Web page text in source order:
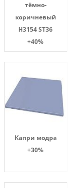
тёмно-
коричневый
H3154 ST36
+40%
Капри модра
+30%